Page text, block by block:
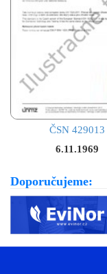
ČSN 429013
6.11.1969
Doporučujeme: